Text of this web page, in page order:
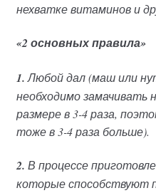
нехватке витаминов и
«2 основных правила»
1.Любой дал (маш или
необходимо замачивать
размере в 3-4 раза,
тоже в 3-4 раза больше).
2. В процессе
которые способствуют